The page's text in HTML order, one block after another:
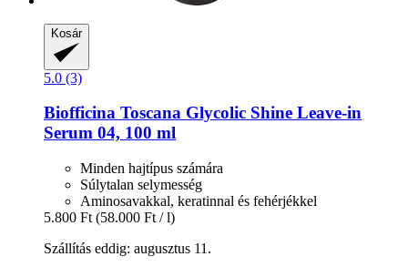
Kosár
5.0 (3)
Biofficina Toscana Glycolic Shine Leave-​in
Serum 04, 100 ml
Minden hajtípus számára
Súlytalan selymesség
Aminosavakkal, keratinnal és fehérjékkel
5.800 Ft (58.000 Ft / l)
Szállítás eddig: augusztus 11.